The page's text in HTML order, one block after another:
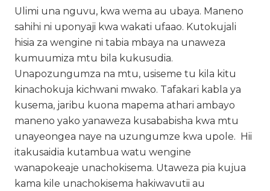
Ulimi una nguvu, kwa wema au ubaya. Maneno
sahihi ni uponyaji kwa wakati ufaao. Kutokujali
hisia za wengine ni tabia mbaya na unaweza
kumuumiza mtu bila kukusudia.
Unapozungumza na mtu, usiseme tu kila kitu
kinachokuja kichwani mwako. Tafakari kabla ya
kusema, jaribu kuona mapema athari ambayo
maneno yako yanaweza kusababisha kwa mtu
unayeongea naye na uzungumze kwa upole. Hii
itakusaidia kutambua watu wengine
wanapokeaje unachokisema. Utaweza pia kujua
kama kile unachokisema hakiwavutii au